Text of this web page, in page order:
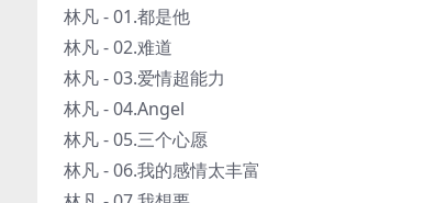
林凡 - 01.都是他
林凡 - 02.难道
林凡 - 03.爱情超能力
林凡 - 04.Angel
林凡 - 05.三个心愿
林凡 - 06.我的感情太丰富